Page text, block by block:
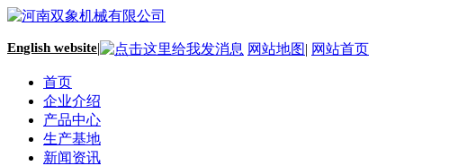
English website| 网站地图| 网站首页
首页
企业介绍
产品中心
生产基地
新闻资讯